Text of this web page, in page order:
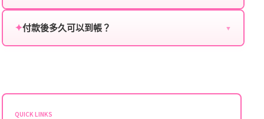
角色名稱：您遊戲中的角色名稱。
單，不使用外掛程式、非法點數或異常儲值管道。您獲
✦付款後多久可以到帳？ ▼
可直接聯絡客服查詢訂單進度。
QUICK LINKS